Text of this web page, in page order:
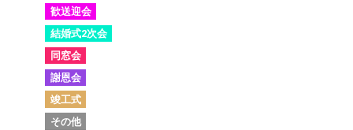
歓送迎会
結婚式2次会
同窓会
謝恩会
竣工式
その他